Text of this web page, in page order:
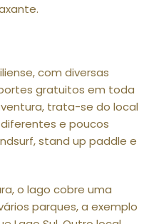
com diversas
gratuitos em toda
trata-se do local
e poucos
stand up paddle e
o lago cobre uma
parques, a exemplo